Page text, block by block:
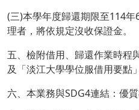
(三)本學年度歸還期限至114
理者，將依規定沒收保證金。
五、檢附借用、歸還作業時程
及「淡江大學學位服借用要點
六、本業務與SDG4連結：優質